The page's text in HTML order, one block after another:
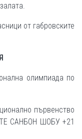
от габровските
олимпиада по
първенство
САНБОН ШОБУ +21